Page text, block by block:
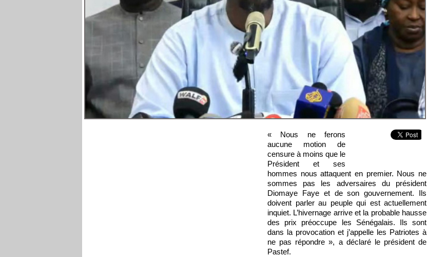
« Nous ne ferons
aucune motion de
censure à moins que le
Président et ses
hommes nous attaquent en premier. Nous ne
sommes pas les adversaires du président
Diomaye Faye et de son gouvernement. Ils
doivent parler au peuple qui est actuellement
inquiet. L’hivernage arrive et la probable hausse
des prix préoccupe les Sénégalais. Ils sont
dans la provocation et j’appelle les Patriotes à
ne pas répondre », a déclaré le président de
Pastef.